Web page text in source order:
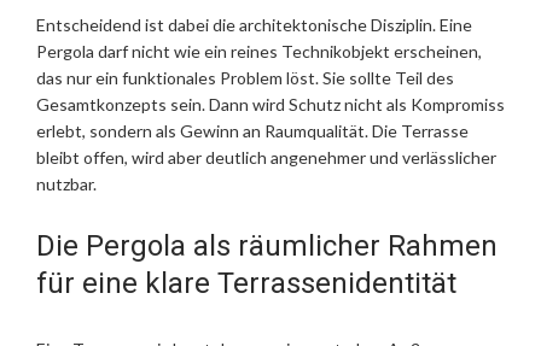
Entscheidend ist dabei die architektonische Disziplin. Eine
Pergola darf nicht wie ein reines Technikobjekt erscheinen,
das nur ein funktionales Problem löst. Sie sollte Teil des
Gesamtkonzepts sein. Dann wird Schutz nicht als Kompromiss
erlebt, sondern als Gewinn an Raumqualität. Die Terrasse
bleibt offen, wird aber deutlich angenehmer und verlässlicher
nutzbar.
Die Pergola als räumlicher Rahmen
für eine klare Terrassenidentität